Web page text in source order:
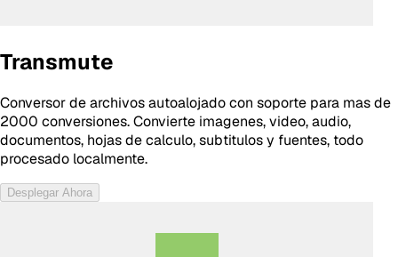
Transmute
Conversor de archivos autoalojado con soporte para mas de
2000 conversiones. Convierte imagenes, video, audio,
documentos, hojas de calculo, subtitulos y fuentes, todo
procesado localmente.
Desplegar Ahora